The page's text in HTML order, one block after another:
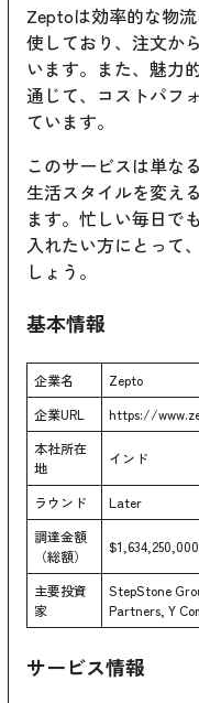
Zeptoは効率的な物
使しており、注文か
います。また、魅力
通じて、コストパフ
ています。
このサービスは単な
生活スタイルを変え
ます。忙しい毎日で
入れたい方にとって
しょう。
基本情報
企業名
Zepto
企業URL
https://
本社所在
地
インド
ラウンド
Later
調達金額
（総額）
$1,634,250,000
主要投資
家
StepStone
Partners, Y
サービス情報